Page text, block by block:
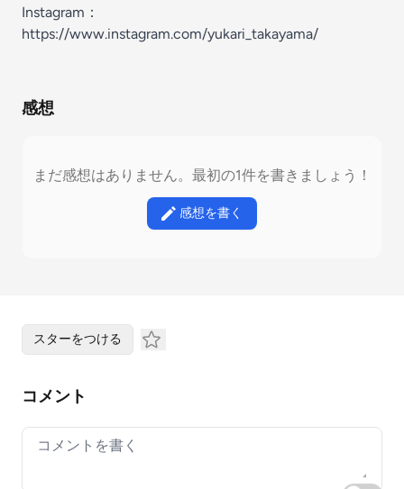
Instagram：
https://www.instagram.com/yukari_takayama/
感想
まだ感想はありません。最初の1件を書きましょう！
感想を書く
スターをつける
コメント
Your comment